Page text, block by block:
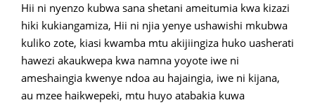
Hii ni nyenzo kubwa sana shetani ameitumia kwa kizazi
hiki kukiangamiza, Hii ni njia yenye ushawishi mkubwa
kuliko zote, kiasi kwamba mtu akijiingiza huko uasherati
hawezi akaukwepa kwa namna yoyote iwe ni
ameshaingia kwenye ndoa au hajaingia, iwe ni kijana,
au mzee haikwepeki, mtu huyo atabakia kuwa